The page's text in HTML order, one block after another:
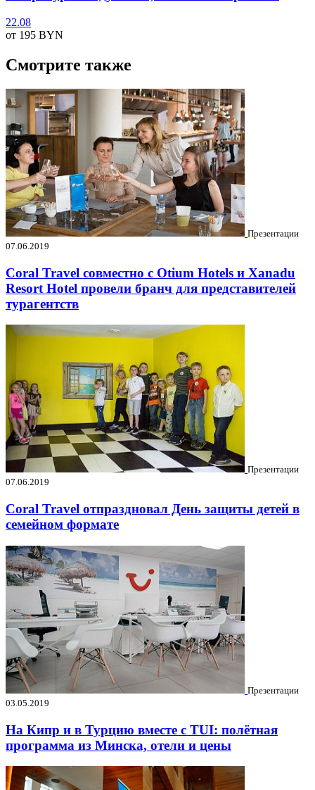
22.08
от 195 BYN
Смотрите также
Презентации
07.06.2019
Coral Travel совместно с Otium Hotels и Xanadu
Resort Hotel провели бранч для представителей
турагентств
Презентации
07.06.2019
Coral Travel отпраздновал День защиты детей в
семейном формате
Презентации
03.05.2019
На Кипр и в Турцию вместе с TUI: полётная
программа из Минска, отели и цены